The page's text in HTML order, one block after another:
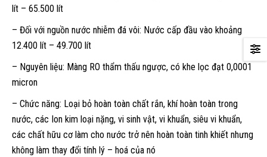
lít – 65.500 lít
– Đối với nguồn nước nhiễm đá vôi: Nước cấp đầu vào khoảng
12.400 lít – 49.700 lít
– Nguyên liệu: Màng RO thẩm thấu ngược, có khe lọc đạt 0,0001
micron
– Chức năng: Loại bỏ hoàn toàn chất rắn, khí hoàn toàn trong
nước, các Ion kim loại nặng, vi sinh vật, vi khuẩn, siêu vi khuẩn,
các chất hữu cơ làm cho nước trở nên hoàn toàn tinh khiết nhưng
không làm thay đổi tính lý – hoá của nó